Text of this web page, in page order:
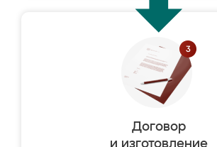
Договор
и изготовление